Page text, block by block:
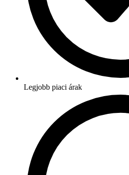
Legjobb piaci árak